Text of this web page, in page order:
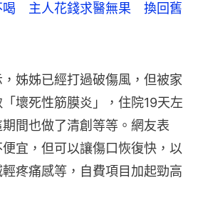
喝 主人花錢求醫無果 換回舊
姊姊已經打過破傷風，但被家
壞死性筋膜炎」，住院19天左
間也做了清創等等。網友表
宜，但可以讓傷口恢復快，以
疼痛感等，自費項目加起勁高